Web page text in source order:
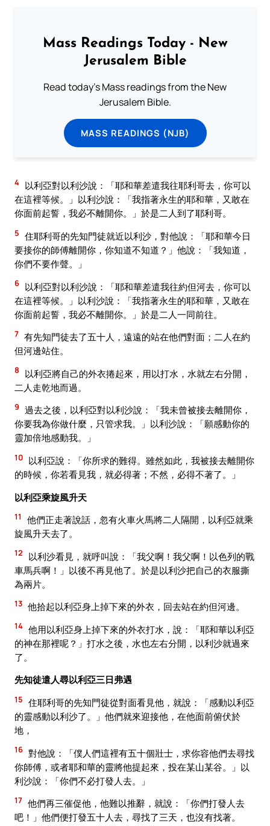
Mass Readings Today - New
Jerusalem Bible
Read today's Mass readings from the New
Jerusalem Bible.
MASS READINGS (NJB)
4 以利亞對以利沙說：「耶和華差遣我往耶利哥去，你可以
在這裡等候。」以利沙說：「我指著永生的耶和華，又敢在
你面前起誓，我必不離開你。」於是二人到了耶利哥。
5 住耶利哥的先知門徒就近以利沙，對他說：「耶和華今日
要接你的師傅離開你，你知道不知道？」他說：「我知道，
你們不要作聲。」
6 以利亞對以利沙說：「耶和華差遣我往約但河去，你可以
在這裡等候。」以利沙說：「我指著永生的耶和華，又敢在
你面前起誓，我必不離開你。」於是二人一同前往。
7 有先知門徒去了五十人，遠遠的站在他們對面；二人在約
但河邊站住。
8
以利亞將自己的外衣捲起來，用以打水，水就左右分開，
二人走乾地而過。
9 過去之後，以利亞對以利沙說：「我未曾被接去離開你，
你要我為你做什麼，只管求我。」以利沙說：「願感動你的
靈加倍地感動我。」
10 以利亞說：「你所求的難得。雖然如此，我被接去離開你
的時候，你若看見我，就必得著；不然，必得不著了。」
以利亞乘旋風升天
11
他們正走著說話，忽有火車火馬將二人隔開，以利亞就乘
旋風升天去了。
12
以利沙看見，就呼叫說：「我父啊！我父啊！以色列的戰
車馬兵啊！」以後不再見他了。於是以利沙把自己的衣服撕
為兩片。
13 他拾起以利亞身上掉下來的外衣，回去站在約但河邊。
14 他用以利亞身上掉下來的外衣打水，說：「耶和華以利亞
的神在那裡呢？」打水之後，水也左右分開，以利沙就過來
了。
先知徒遣人尋以利亞三日弗遇
15 住耶利哥的先知門徒從對面看見他，就說：「感動以利亞
的靈感動以利沙了。」他們就來迎接他，在他面前俯伏於
地，
16 對他說：「僕人們這裡有五十個壯士，求你容他們去尋找
你師傅，或者耶和華的靈將他提起來，投在某山某谷。」以
利沙說：「你們不必打發人去。」
17 他們再三催促他，他難以推辭，就說：「你們打發人去
吧！」他們便打發五十人去，尋找了三天，也沒有找著。